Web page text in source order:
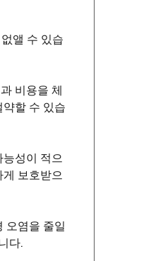
앨 수 있습
비용을 체
할 수 있습
성이 적으
보호받으
오염을 줄일
다.